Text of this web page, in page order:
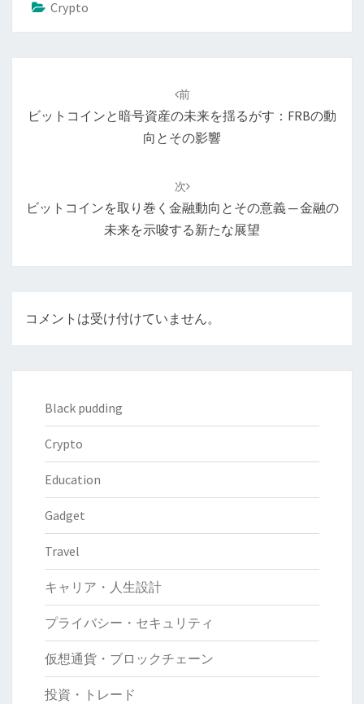
Crypto
ョ
前
ビットコインと暗号資産の未来を揺るがす：FRBの動
向とその影響
次
ビットコインを取り巻く金融動向とその意義 ─ 金融の
未来を示唆する新たな展望
コメントは受け付けていません。
Black pudding
Crypto
Education
Gadget
Travel
キャリア・人生設計
プライバシー・セキュリティ
仮想通貨・ブロックチェーン
投資・トレード